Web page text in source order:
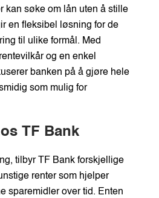
kan søke om lån uten å stille
en fleksibel løsning for de
til ulike formål. Med
og en enkel
banken på å gjøre hele
som mulig for
TF Bank
tilbyr TF Bank forskjellige
renter som hjelper
sparemidler over tid. Enten